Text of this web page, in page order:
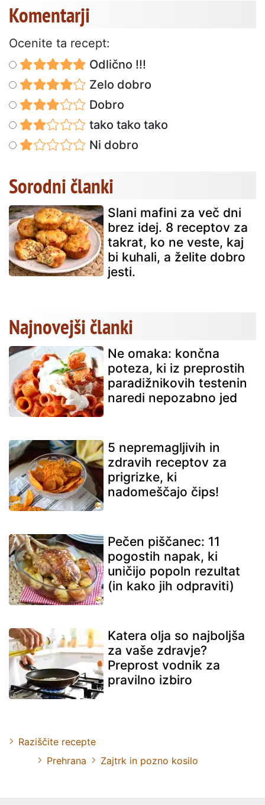
Komentarji
Ocenite ta recept:
Odlično !!!
Zelo dobro
Dobro
tako tako tako
Ni dobro
Sorodni članki
Slani mafini za več dni
brez idej. 8 receptov za
takrat, ko ne veste, kaj
bi kuhali, a želite dobro
jesti.
Najnovejši članki
Ne omaka: končna
poteza, ki iz preprostih
paradižnikovih testenin
naredi nepozabno jed
5 nepremagljivih in
zdravih receptov za
prigrizke, ki
nadomeščajo čips!
Pečen piščanec: 11
pogostih napak, ki
uničijo popoln rezultat
(in kako jih odpraviti)
Katera olja so najboljša
za vaše zdravje?
Preprost vodnik za
pravilno izbiro
Raziščite recepte
Prehrana
Zajtrk in pozno kosilo